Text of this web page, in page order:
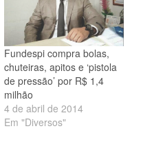
Fundespi compra bolas,
chuteiras, apitos e ‘pistola
de pressão’ por R$ 1,4
milhão
4 de abril de 2014
Em "Diversos"